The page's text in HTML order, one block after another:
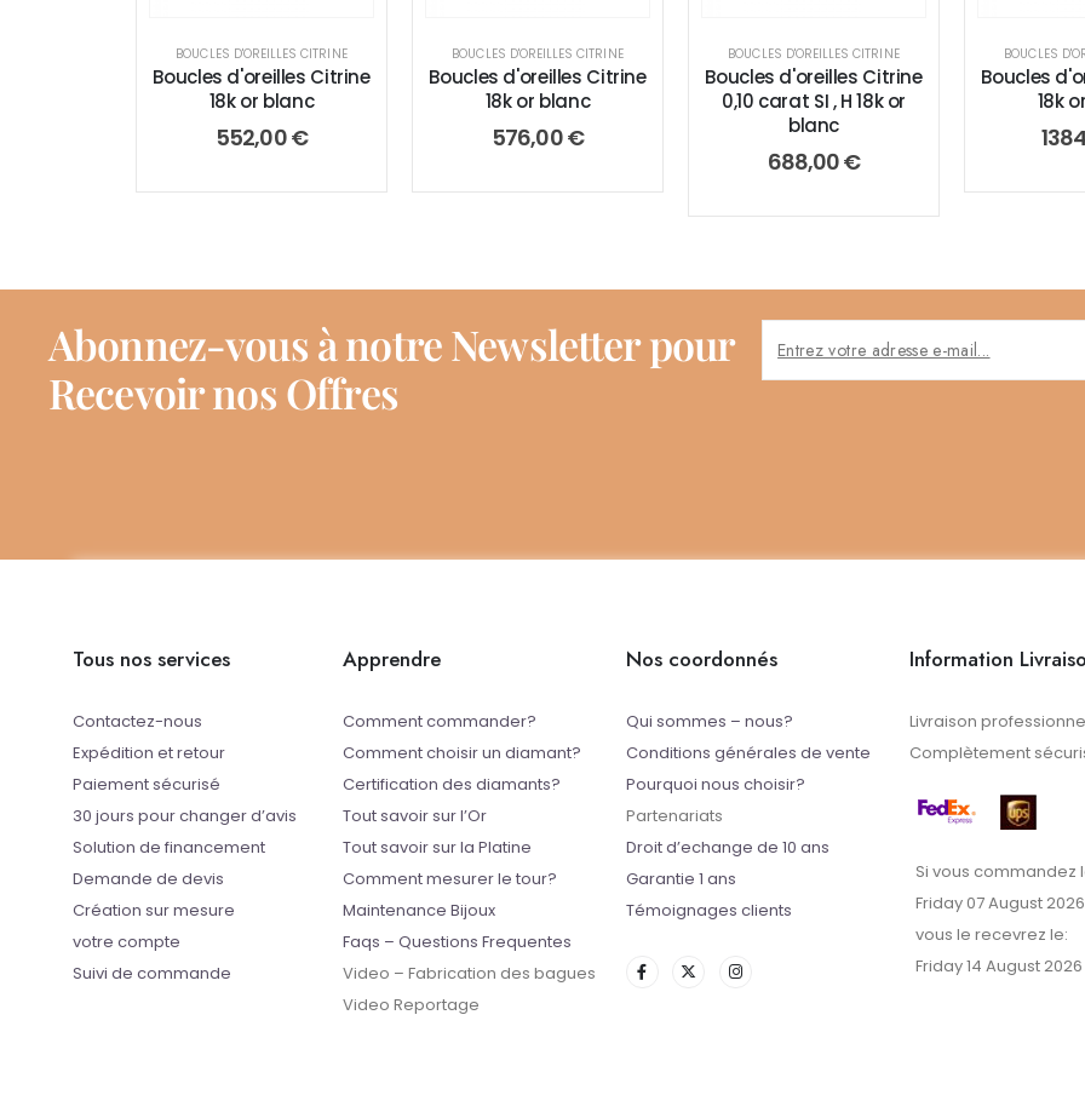
BOUCLES D'OREILLES CITRINE
Boucles d'oreilles Citrine
18k or blanc
552,00€
BOUCLES D'OREILLES CITRINE
Boucles d'oreilles Citrine
18k or blanc
576,00€
BOUCLES D'OREILLES CITRINE
Boucles d'oreilles Citrine
0,10 carat SI , H 18k or
blanc
688,00€
BOUCLES
Boucles
18k
Abonnez-vous à notre Newsletter pour
Recevoir nos Offres
Tous nos services
Contactez-nous
Expédition et retour
Paiement sécurisé
30 jours pour changer d’avis
Solution de financement
Demande de devis
Création sur mesure
votre compte
Suivi de commande
Apprendre
Comment commander?
Comment choisir un diamant?
Certification des diamants?
Tout savoir sur l’Or
Tout savoir sur la Platine
Comment mesurer le tour?
Maintenance Bijoux
Faqs – Questions Frequentes
Video – Fabrication des bagues
Video Reportage
Nos coordonnés
Qui sommes – nous?
Conditions générales de vente
Pourquoi nous choisir?
Partenariats
Droit d’echange de 10 ans
Garantie 1 ans
Témoignages clients
Information
Livraison
Complètement
Si vous commandez
Friday 07 August 2026
vous le recevrez le:
Friday 14 August 2026